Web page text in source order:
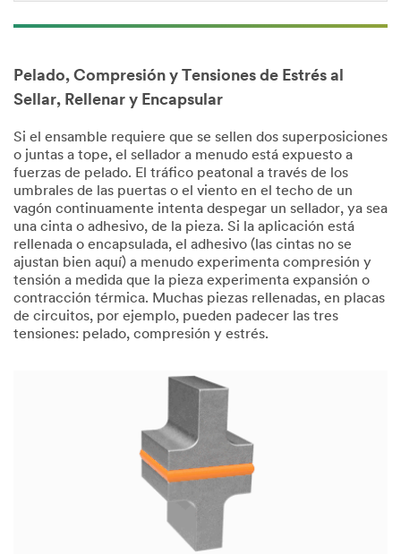
Pelado, Compresión y Tensiones de Estrés al
Sellar, Rellenar y Encapsular
Si el ensamble requiere que se sellen dos superposiciones
o juntas a tope, el sellador a menudo está expuesto a
fuerzas de pelado. El tráfico peatonal a través de los
umbrales de las puertas o el viento en el techo de un
vagón continuamente intenta despegar un sellador, ya sea
una cinta o adhesivo, de la pieza. Si la aplicación está
rellenada o encapsulada, el adhesivo (las cintas no se
ajustan bien aquí) a menudo experimenta compresión y
tensión a medida que la pieza experimenta expansión o
contracción térmica. Muchas piezas rellenadas, en placas
de circuitos, por ejemplo, pueden padecer las tres
tensiones: pelado, compresión y estrés.